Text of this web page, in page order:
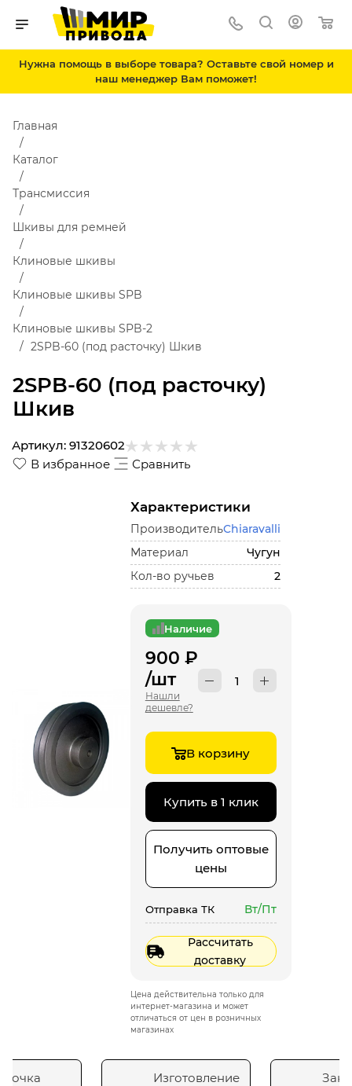
Нужна помощь в выборе товара? Оставьте свой номер и
наш менеджер Вам поможет!
2SPB-60 (под расточку)
Шкив
Главная
Каталог
Трансмиссия
Шкивы для ремней
Клиновые шкивы
Клиновые шкивы SPB
Клиновые шкивы SPB-2
2SPB-60 (под расточку) Шкив
В избранное Сравнить
Артикул: 91320602
Характеристики
ПроизводительChiaravalli
Материал
Чугун
Кол-во ручьев
2
Наличие
900 ₽
/шт
Нашли
дешевле?
В корзину
Купить в 1 клик
Получить оптовые
цены
Отправка ТК Вт/Пт
Рассчитать
доставку
Цена действительна только для
интернет-магазина и может
отличаться от цен в розничных
магазинах
Изготовление